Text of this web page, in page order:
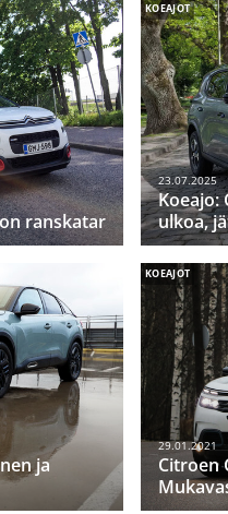
ranskatar
KOEAJOT
23.07.2025
Koeajo:
ulkoa,
ja
KOEAJOT
29.01.2021
Citroen